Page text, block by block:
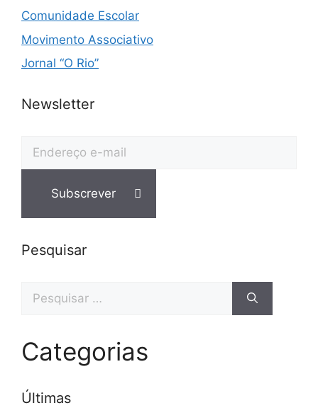
Comunidade Escolar
Movimento Associativo
Jornal “O Rio”
Newsletter
Pesquisar
Categorias
Últimas